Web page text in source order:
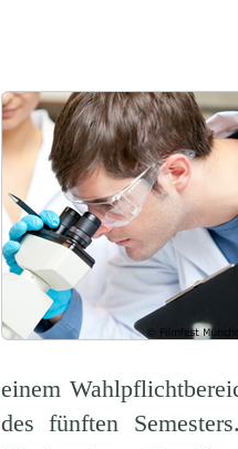
einem
des fünften